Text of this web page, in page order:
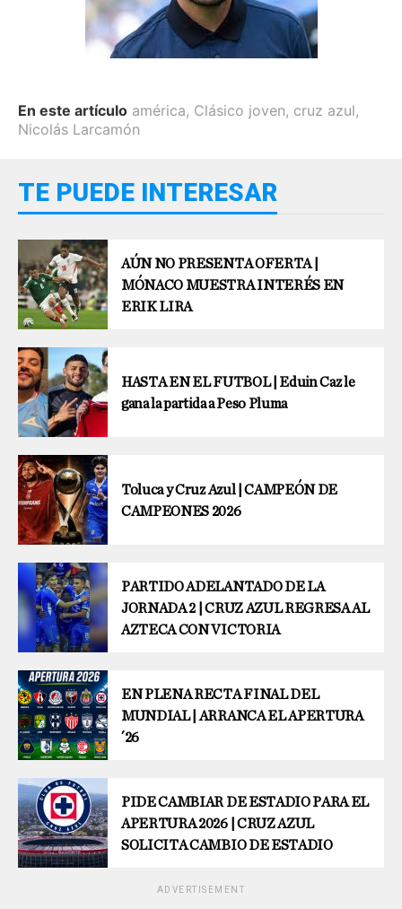
En este artículo américa, Clásico joven, cruz azul,
Nicolás Larcamón
TE PUEDE INTERESAR
AÚN NO PRESENTA OFERTA |
MÓNACO MUESTRA INTERÉS EN
ERIK LIRA
HASTA EN EL FUTBOL | Eduin Caz le
gana la partida a Peso Pluma
Toluca y Cruz Azul | CAMPEÓN DE
CAMPEONES 2026
PARTIDO ADELANTADO DE LA
JORNADA 2 | CRUZ AZUL REGRESA AL
AZTECA CON VICTORIA
EN PLENA RECTA FINAL DEL
MUNDIAL | ARRANCA EL APERTURA
´26
PIDE CAMBIAR DE ESTADIO PARA EL
APERTURA 2026 | CRUZ AZUL
SOLICITA CAMBIO DE ESTADIO
ADVERTISEMENT